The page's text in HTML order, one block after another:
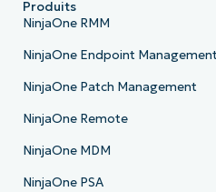
Produits
NinjaOne RMM
NinjaOne Endpoint
NinjaOne Patch Management
NinjaOne Remote
NinjaOne MDM
NinjaOne PSA